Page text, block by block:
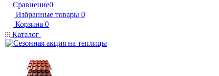
Сравнение0
Избранные товары 0
Корзина 0
Каталог